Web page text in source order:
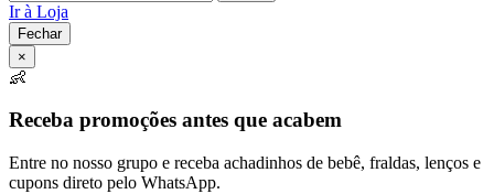
Ir à Loja
Fechar
×
👶
Receba promoções antes que acabem
Entre no nosso grupo e receba achadinhos de bebê, fraldas, lenços e
cupons direto pelo WhatsApp.